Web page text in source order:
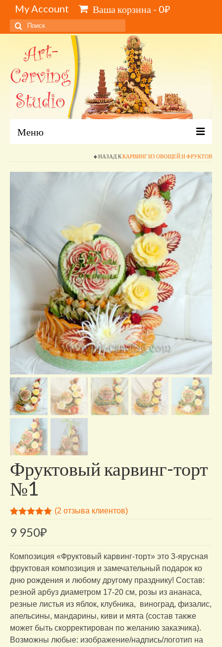
My Account Ваша корзина - 0₽
Искать:
Меню
Обучение карвингу, свиту, видеокурсы
Отзывы о нас
Контакты/доставка
НАЗАД ККАРВИНГ ИЗ ОВОЩЕЙ И ФРУКТОВ
Фруктовый карвинг-торт
№1
5.00из 5 на
основе
пользователей
(2 отзыва клиентов)
9 950₽
Композиция «Фруктовый карвинг-торт» это 3-ярусная
фруктовая композиция и замечательный подарок ко
дню рождения и любому другому празднику! Состав:
резной арбуз диаметром 17-20 см, розы из ананаса,
резные листья из яблок, клубника, виноград, физалис,
апельсины, мандарины, киви и мята (состав также
может быть скорректирован по желанию заказчика).
Возможны любые: изображение/надпись/логотип на